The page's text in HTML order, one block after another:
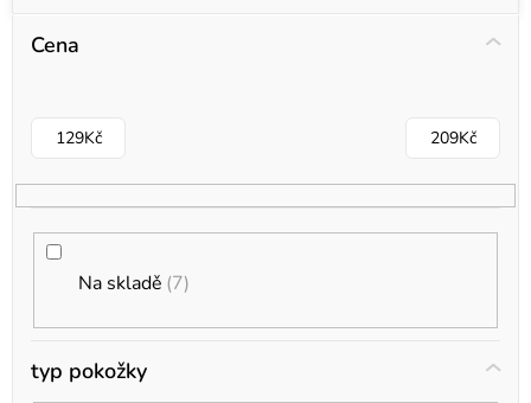
Cena
129Kč 209Kč
Na skladě 7
typ pokožky
o
d